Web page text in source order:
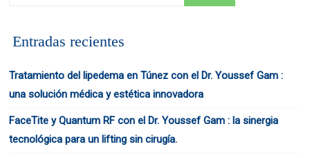
Entradas recientes
Tratamiento del lipedema en Túnez con el Dr. Youssef Gam :
una solución médica y estética innovadora
FaceTite y Quantum RF con el Dr. Youssef Gam : la sinergia
tecnológica para un lifting sin cirugía.